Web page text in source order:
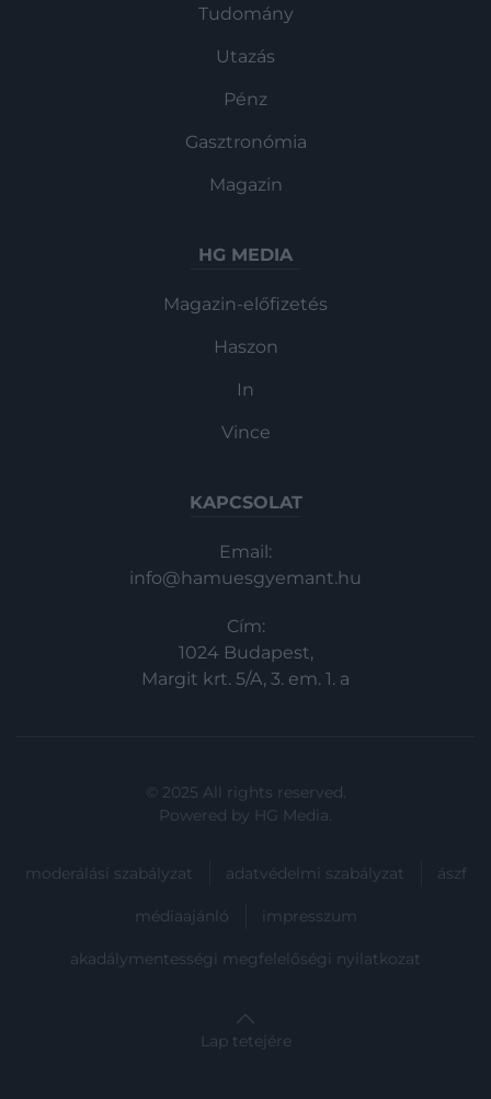
Tudomány
Utazás
Pénz
Gasztronómia
Magazin
HG MEDIA
Magazin-előfizetés
Haszon
In
Vince
KAPCSOLAT
Email:
info@hamuesgyemant.hu
Cím:
1024 Budapest,
Margit krt. 5/A, 3. em. 1. a
© 2025 All rights reserved.
Powered by HG Media.
moderálási szabályzat adatvédelmi szabályzat ászf
médiaajánló impresszum
akadálymentességi megfelelőségi nyilatkozat
Lap tetejére